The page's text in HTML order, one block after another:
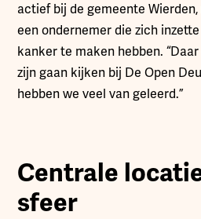
actief bij de gemeente
een ondernemer die zich
kanker te maken hebben.
zijn gaan kijken bij De Open
hebben we veel van geleerd.”
Centrale
sfeer